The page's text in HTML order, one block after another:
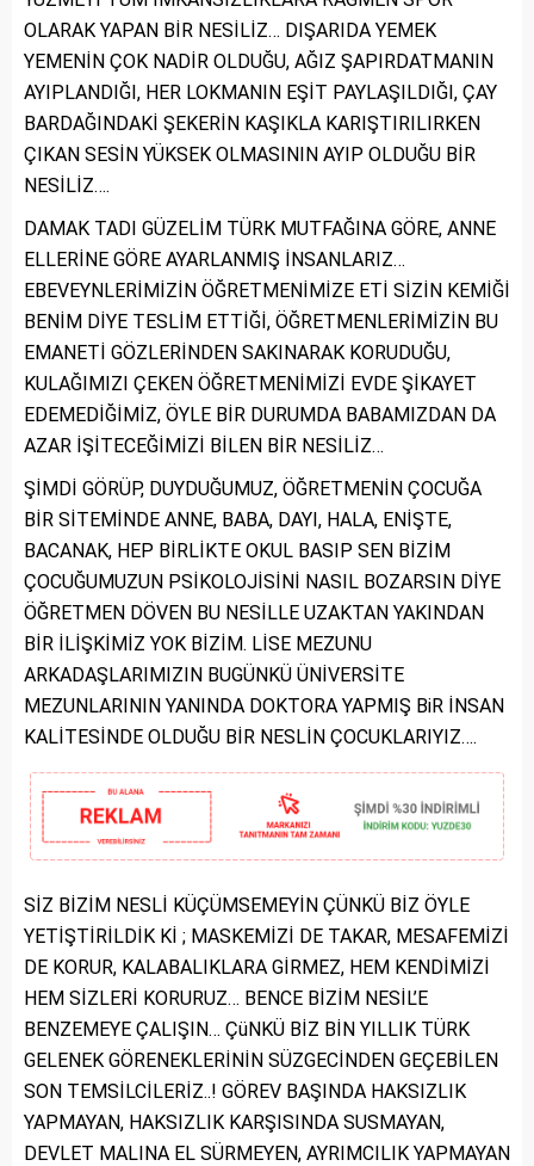
OLARAK YAPAN BİR NESİLİZ… DIŞARIDA YEMEK
YEMENİN ÇOK NADİR OLDUĞU, AĞIZ ŞAPIRDATMANIN
AYIPLANDIĞI, HER LOKMANIN EŞİT PAYLAŞILDIĞI, ÇAY
BARDAĞINDAKİ ŞEKERİN KAŞIKLA KARIŞTIRILIRKEN
ÇIKAN SESİN YÜKSEK OLMASININ AYIP OLDUĞU BİR
NESİLİZ….
DAMAK TADI GÜZELİM TÜRK MUTFAĞINA GÖRE, ANNE
ELLERİNE GÖRE AYARLANMIŞ İNSANLARIZ…
EBEVEYNLERİMİZİN ÖĞRETMENİMİZE ETİ SİZİN KEMİĞİ
BENİM DİYE TESLİM ETTİĞİ, ÖĞRETMENLERİMİZİN BU
EMANETİ GÖZLERİNDEN SAKINARAK KORUDUĞU,
KULAĞIMIZI ÇEKEN ÖĞRETMENİMİZİ EVDE ŞİKAYET
EDEMEDİĞİMİZ, ÖYLE BİR DURUMDA BABAMIZDAN DA
AZAR İŞİTECEĞİMİZİ BİLEN BİR NESİLİZ…
ŞİMDİ GÖRÜP, DUYDUĞUMUZ, ÖĞRETMENİN ÇOCUĞA
BİR SİTEMİNDE ANNE, BABA, DAYI, HALA, ENİŞTE,
BACANAK, HEP BİRLİKTE OKUL BASIP SEN BİZİM
ÇOCUĞUMUZUN PSİKOLOJİSİNİ NASIL BOZARSIN DİYE
ÖĞRETMEN DÖVEN BU NESİLLE UZAKTAN YAKINDAN
BİR İLİŞKİMİZ YOK BİZİM. LİSE MEZUNU
ARKADAŞLARIMIZIN BUGÜNKÜ ÜNİVERSİTE
MEZUNLARININ YANINDA DOKTORA YAPMIŞ BiR İNSAN
KALİTESİNDE OLDUĞU BİR NESLİN ÇOCUKLARIYIZ….
SİZ BİZİM NESLİ KÜÇÜMSEMEYİN ÇÜNKÜ BİZ ÖYLE
YETİŞTİRİLDİK Kİ ; MASKEMİZİ DE TAKAR, MESAFEMİZİ
DE KORUR, KALABALIKLARA GİRMEZ, HEM KENDİMİZİ
HEM SİZLERİ KORURUZ… BENCE BİZİM NESİL’E
BENZEMEYE ÇALIŞIN… ÇüNKÜ BİZ BİN YILLIK TÜRK
GELENEK GÖRENEKLERİNİN SÜZGECİNDEN GEÇEBİLEN
SON TEMSİLCİLERİZ..! GÖREV BAŞINDA HAKSIZLIK
YAPMAYAN, HAKSIZLIK KARŞISINDA SUSMAYAN,
DEVLET MALINA EL SÜRMEYEN, AYRIMCILIK YAPMAYAN